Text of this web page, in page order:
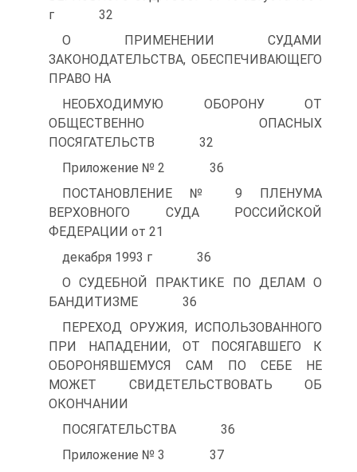
г 32
О ПРИМЕНЕНИИ СУДАМИ
ЗАКОНОДАТЕЛЬСТВА, ОБЕСПЕЧИВАЮЩЕГО
ПРАВО НА
НЕОБХОДИМУЮ ОБОРОНУ ОТ
ОБЩЕСТВЕННО ОПАСНЫХ
ПОСЯГАТЕЛЬСТВ 32
Приложение № 2 36
ПОСТАНОВЛЕНИЕ № 9 ПЛЕНУМА
ВЕРХОВНОГО СУДА РОССИЙСКОЙ
ФЕДЕРАЦИИ от 21
декабря 1993 г 36
О СУДЕБНОЙ ПРАКТИКЕ ПО ДЕЛАМ О
БАНДИТИЗМЕ 36
ПЕРЕХОД ОРУЖИЯ, ИСПОЛЬЗОВАННОГО
ПРИ НАПАДЕНИИ, ОТ ПОСЯГАВШЕГО К
ОБОРОНЯВШЕМУСЯ САМ ПО СЕБЕ НЕ
МОЖЕТ СВИДЕТЕЛЬСТВОВАТЬ ОБ
ОКОНЧАНИИ
ПОСЯГАТЕЛЬСТВА 36
Приложение № 3 37